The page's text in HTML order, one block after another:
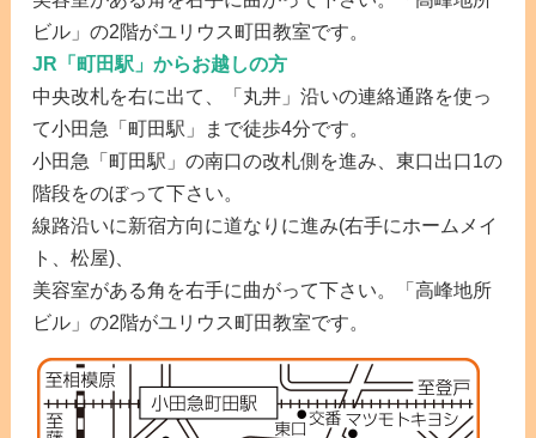
ビル」の2階がユリウス町田教室です。
JR「町田駅」からお越しの方
中央改札を右に出て、「丸井」沿いの連絡通路を使っ
て小田急「町田駅」まで徒歩4分です。
小田急「町田駅」の南口の改札側を進み、東口出口1の
階段をのぼって下さい。
線路沿いに新宿方向に道なりに進み(右手にホームメイ
ト、松屋)、
美容室がある角を右手に曲がって下さい。「高峰地所
ビル」の2階がユリウス町田教室です。